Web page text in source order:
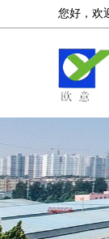
您好，欢